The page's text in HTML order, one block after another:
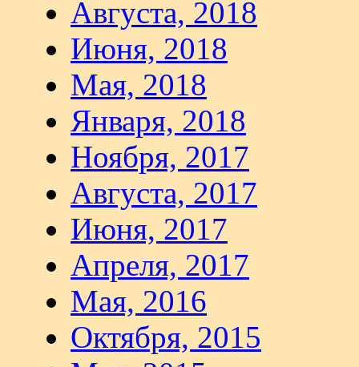
Августа, 2018
Июня, 2018
Мая, 2018
Января, 2018
Ноября, 2017
Августа, 2017
Июня, 2017
Апреля, 2017
Мая, 2016
Октября, 2015